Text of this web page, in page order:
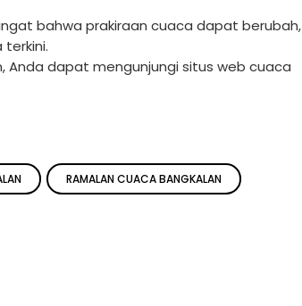
bahwa prakiraan cuaca dapat berubah,
Anda dapat mengunjungi situs web cuaca
RAMALAN CUACA BANGKALAN